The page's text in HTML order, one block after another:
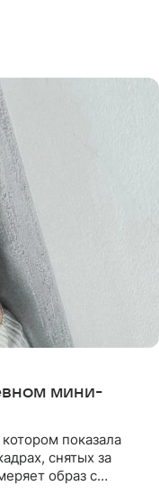
мини-
показала
снятых за
образ с